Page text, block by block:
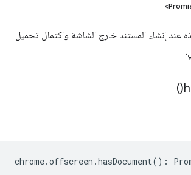
عند إنشاء المستند خارج الشاشة واكتمال تحميل
)
chrome.offscreen .hasDocument() :